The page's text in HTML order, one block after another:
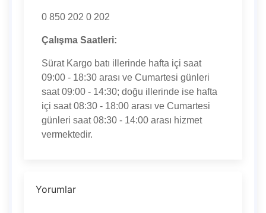
0 850 202 0 202
Çalışma Saatleri:
Sürat Kargo batı illerinde hafta içi saat
09:00 - 18:30 arası ve Cumartesi günleri
saat 09:00 - 14:30; doğu illerinde ise hafta
içi saat 08:30 - 18:00 arası ve Cumartesi
günleri saat 08:30 - 14:00 arası hizmet
vermektedir.
Yorumlar